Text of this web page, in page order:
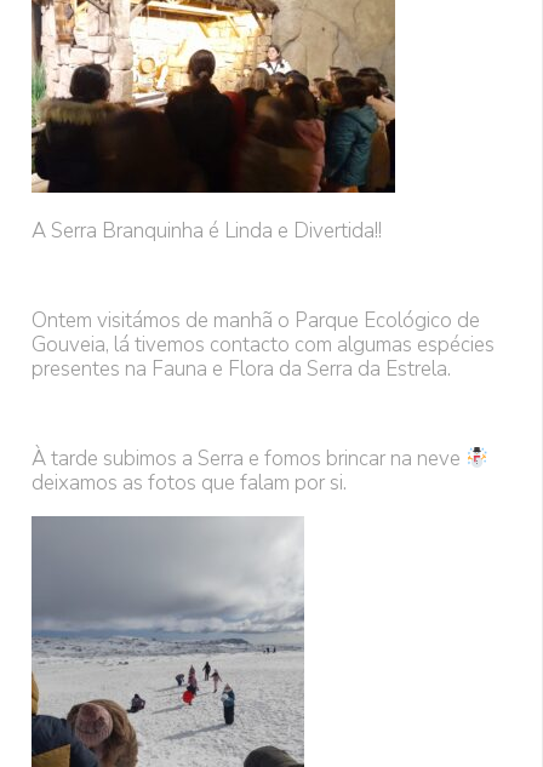
A Serra Branquinha é Linda e Divertida!!
Ontem visitámos de manhã o Parque Ecológico de
Gouveia, lá tivemos contacto com algumas espécies
presentes na Fauna e Flora da Serra da Estrela.
À tarde subimos a Serra e fomos brincar na neve
deixamos as fotos que falam por si.